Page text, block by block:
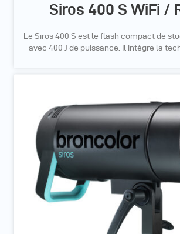
Siros 400 S WiFi /
Le Siros 400 S est le flash compact de
avec 400 J de puissance. Il intègre la